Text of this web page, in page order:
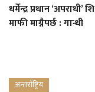
धर्मेन्द्र प्रधान
माफी माग्नैपर्छ : गान्धी
अन्तर्राष्ट्रिय